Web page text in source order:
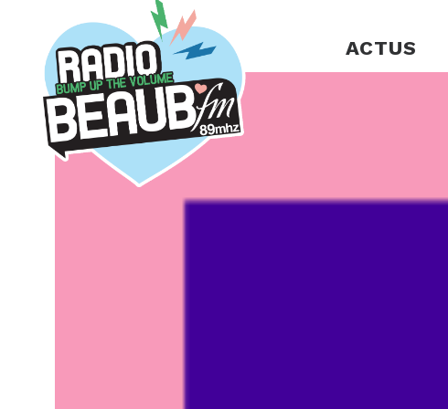
Panneau de gestion des cookies
ACTUS